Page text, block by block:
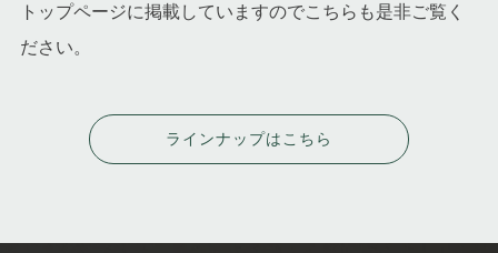
トップページに掲載していますのでこちらも是非ご覧く
ださい。
ラインナップはこちら